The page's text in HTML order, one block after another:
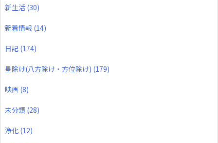
新生活 (30)
新着情報 (14)
日記 (174)
星除け(八方除け・方位除け) (179)
映画 (8)
未分類 (28)
浄化 (12)